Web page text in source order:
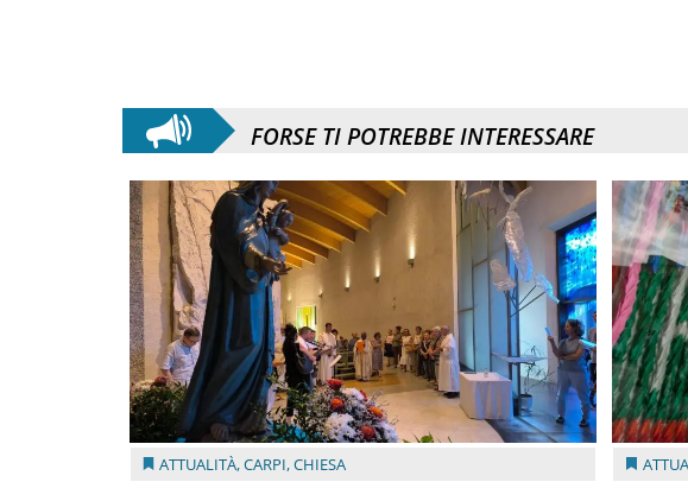
FORSE TI POTREBBE INTERESSARE
ATTUALITÀ,CARPI,CHIESA